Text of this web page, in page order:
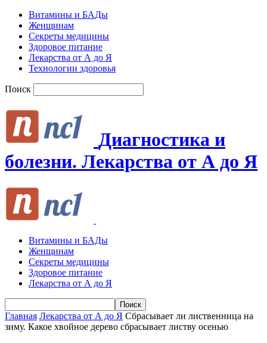
Витамины и БАДы
Женщинам
Секреты медицины
Здоровое питание
Лекарства от А до Я
Технологии здоровья
Поиск
Диагностика и
болезни. Лекарства от А до Я
Витамины и БАДы
Женщинам
Секреты медицины
Здоровое питание
Лекарства от А до Я
Главная Лекарства от А до Я Сбрасывает ли лиственница на
зиму. Какое хвойное дерево сбрасывает листву осенью